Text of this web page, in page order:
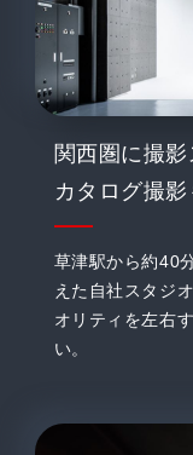
関西圏に撮影
カタログ撮
草津駅から約40
えた自社スタジ
オリティを左右
い。